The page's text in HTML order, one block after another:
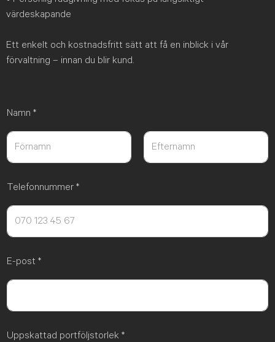
värdeskapande
Ett enkelt och kostnadsfritt sätt att få en inblick i vår
förvaltning – innan du blir kund.
Namn *
Telefonnummer *
E-post *
Uppskattad portföljstorlek *